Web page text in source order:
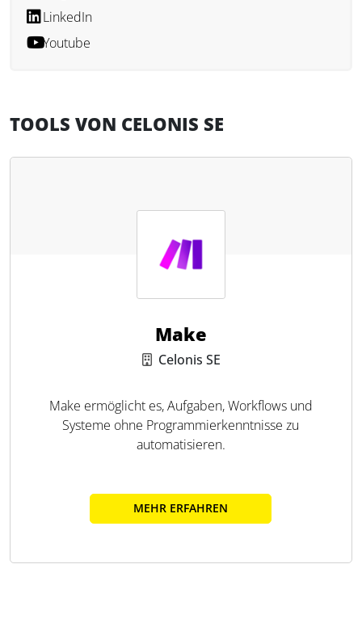
LinkedIn
Youtube
TOOLS VON CELONIS SE
Make
Celonis SE
Make ermöglicht es, Aufgaben, Workflows und
Systeme ohne Programmierkenntnisse zu
automatisieren.
MEHR ERFAHREN